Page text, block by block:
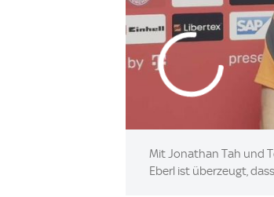
Mit Jonathan Tah und
Eberl ist überzeugt,